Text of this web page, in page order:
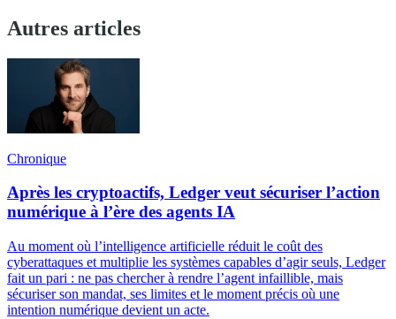
Autres articles
Chronique
Après les cryptoactifs, Ledger veut sécuriser l’action
numérique à l’ère des agents IA
Au moment où l’intelligence artificielle réduit le coût des
cyberattaques et multiplie les systèmes capables d’agir seuls, Ledger
fait un pari : ne pas chercher à rendre l’agent infaillible, mais
sécuriser son mandat, ses limites et le moment précis où une
intention numérique devient un acte.